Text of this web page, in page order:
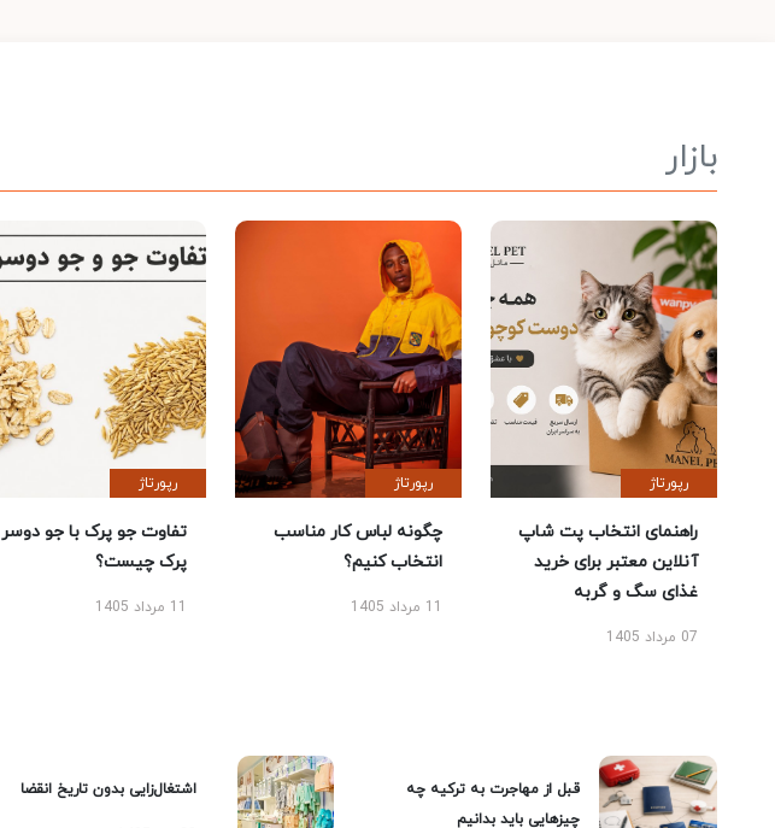
بازار
رپورتاژ
راهنمای انتخاب پت شاپ
آنلاین معتبر برای خرید
غذای سگ و گربه
07 مرداد 1405
رپورتاژ
چگونه لباس کار مناسب
انتخاب کنیم؟
11 مرداد 1405
رپورتاژ
تفاوت جو پرک با جو دوسر
پرک چیست؟
11 مرداد 1405
قبل از مهاجرت به ترکیه چه
چیزهایی باید بدانیم
اشتغال‌زایی بدون تاریخ انقضا